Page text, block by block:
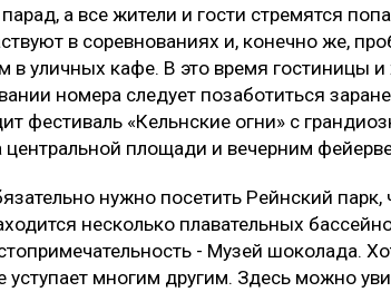
а все жители и гости стремятся
в соревнованиях и, конечно же,
в уличных кафе. В это время гостиницы
номера следует позаботиться
фестиваль «Кельнские огни» с
центральной площади и вечерним
нужно посетить Рейнский
несколько плавательных
- Музей шоколада.
уступает многим другим. Здесь можно